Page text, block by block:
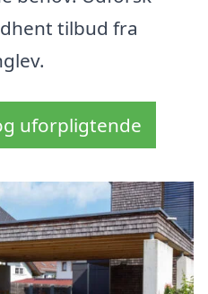
tilbud fra
uforpligtende